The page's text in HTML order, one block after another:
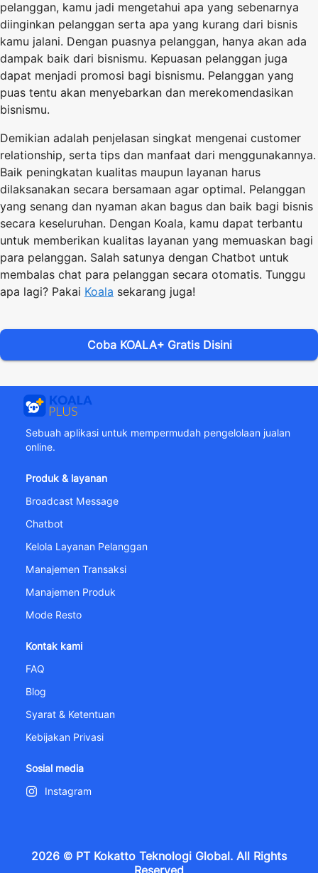
pelanggan, kamu jadi mengetahui apa yang sebenarnya
diinginkan pelanggan serta apa yang kurang dari bisnis
kamu jalani. Dengan puasnya pelanggan, hanya akan ada
dampak baik dari bisnismu. Kepuasan pelanggan juga
dapat menjadi promosi bagi bisnismu. Pelanggan yang
puas tentu akan menyebarkan dan merekomendasikan
bisnismu.
Demikian adalah penjelasan singkat mengenai customer
relationship, serta tips dan manfaat dari menggunakannya.
Baik peningkatan kualitas maupun layanan harus
dilaksanakan secara bersamaan agar optimal. Pelanggan
yang senang dan nyaman akan bagus dan baik bagi bisnis
secara keseluruhan. Dengan Koala, kamu dapat terbantu
untuk memberikan kualitas layanan yang memuaskan bagi
para pelanggan. Salah satunya dengan Chatbot untuk
membalas chat para pelanggan secara otomatis. Tunggu
apa lagi? Pakai Koala sekarang juga!
Coba KOALA+ Gratis Disini
Sebuah aplikasi untuk mempermudah pengelolaan jualan
online.
Produk & layanan
Broadcast Message
Chatbot
Kelola Layanan Pelanggan
Manajemen Transaksi
Manajemen Produk
Mode Resto
Kontak kami
FAQ
Blog
Syarat & Ketentuan
Kebijakan Privasi
Sosial media
Instagram
2026 © PT Kokatto Teknologi Global. All Rights